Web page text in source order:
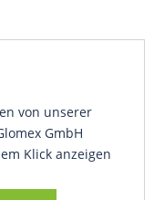
von unserer
GmbH
Klick anzeigen